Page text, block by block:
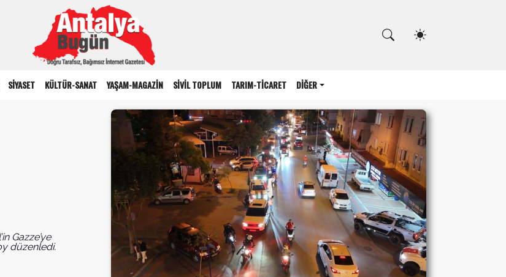
SİYASET KÜLTÜR-SANAT YAŞAM-MAGAZİN SİVİL TOPLUM TARIM-TİCARET DİĞER
Gazze’ye
düzenledi.